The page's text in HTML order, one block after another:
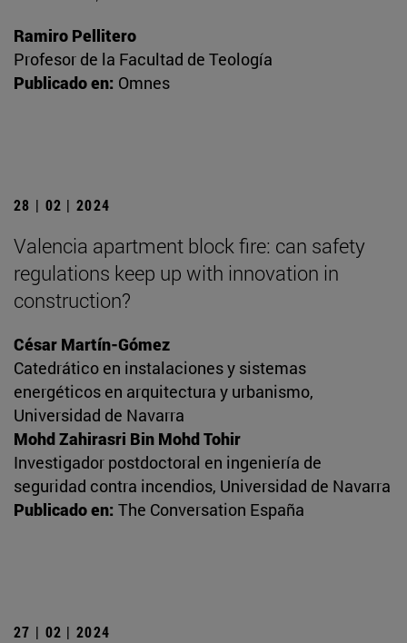
Ramiro Pellitero
Profesor de la Facultad de Teología
Publicado en: Omnes
28 | 02 | 2024
Valencia apartment block fire: can safety
regulations keep up with innovation in
construction?
César Martín-Gómez
Catedrático en instalaciones y sistemas
energéticos en arquitectura y urbanismo,
Universidad de Navarra
Mohd Zahirasri Bin Mohd Tohir
Investigador postdoctoral en ingeniería de
seguridad contra incendios, Universidad de Navarra
Publicado en: The Conversation España
27 | 02 | 2024